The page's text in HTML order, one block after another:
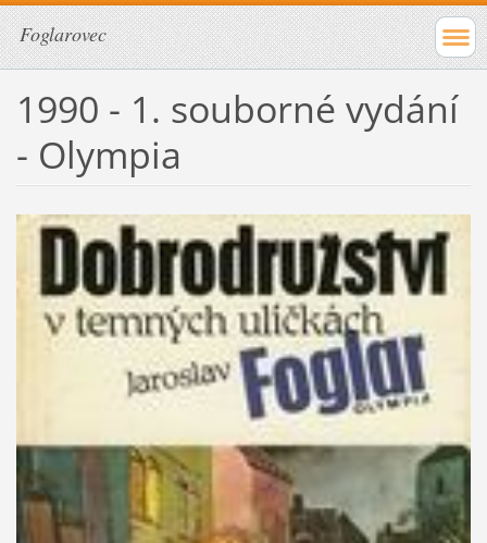
Foglarovec
1990 - 1. souborné vydání
- Olympia